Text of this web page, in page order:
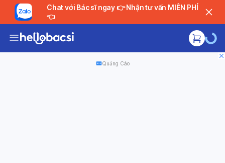
Chat với Bác sĩ ngay 👉 Nhận tư vấn MIỄN PHÍ
👈
Quảng Cáo